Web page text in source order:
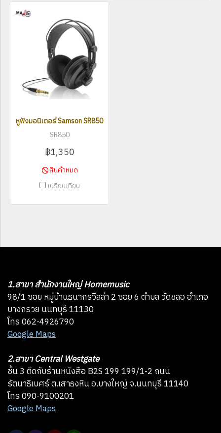
หูฟังมอนิเตอร์ Samson SR850
SR850
฿1,350
สินค้าหมด
เปรียบเทียบ
1.สาขา สำนักงานใหญ่ Homemusic
98/1 ซอย หมู่บ้านธนากรวิลล่า 2 ซอย 6 ตำบล วัดชลอ อำเภอ
บางกรวย นนทบุรี 11130
โทร 062-4926790
Google Maps
2.สาขา Central Westgate
ชั้น 3 ติดกับร้านหนังสือ B2S 199 199/1-2 ถนน
รัตนาธิเบศร์ ต.เสาธงหิน อ.บางใหญ่ จ.นนทบุรี 11140
โทร 090-9100201
Google Maps